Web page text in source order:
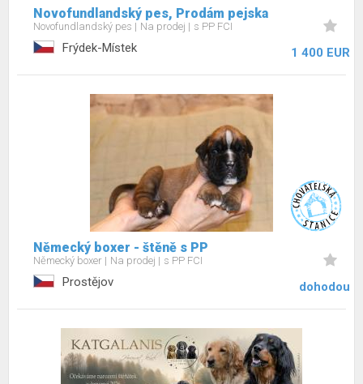
Novofundlandský pes, Prodám pejska
Novofundlandský pes Na prodej s PP FCI
Frýdek-Místek 1 400 EUR
Německý boxer - štěně s PP
Německý boxer Na prodej s PP FCI
Prostějov dohodou